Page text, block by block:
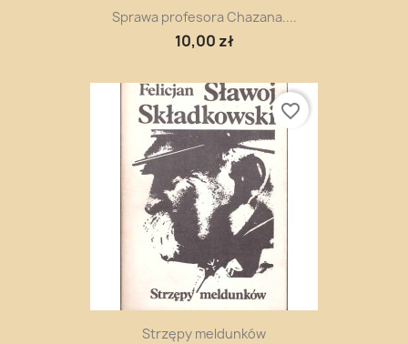
Sprawa profesora Chazana....
10,00 zł
Strzępy meldunków
favorite_border